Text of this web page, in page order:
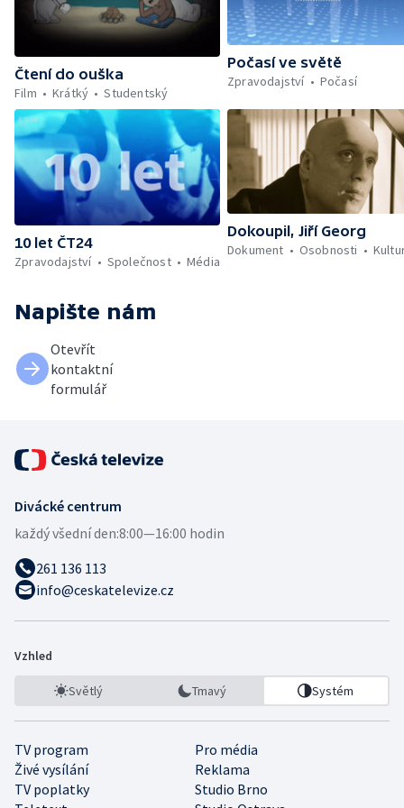
Čtení do ouška
Film
Krátký Studentský
Počasí ve světě
Zpravodajství
Počasí
10 let ČT24
Zpravodajství
Společnost Média
Dokoupil, Jiří Georg
Dokument
Osobnosti
Napište nám
Otevřít
kontaktní
formulář
Divácké centrum
každý všední den:8:00—16:00 hodin
261 136 113
info@ceskatelevize.cz
Vzhled
Světlý Tmavý Systém
TV program
Pro média
Živé vysílání
Reklama
TV poplatky
Studio Brno